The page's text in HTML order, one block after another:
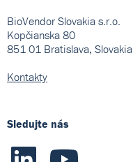
BioVendor Slovakia s.r.o.
Kopčianska 80
851 01 Bratislava, Slovakia
Kontakty
Sledujte nás